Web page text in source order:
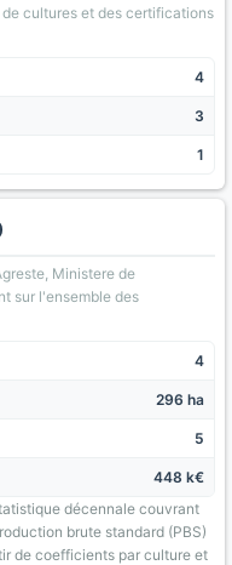
cultures et des certifications
4
3
1
Ministere de
sur l'ensemble des
4
296 ha
5
448 k€
décennale couvrant
brute standard (PBS)
de coefficients par culture et